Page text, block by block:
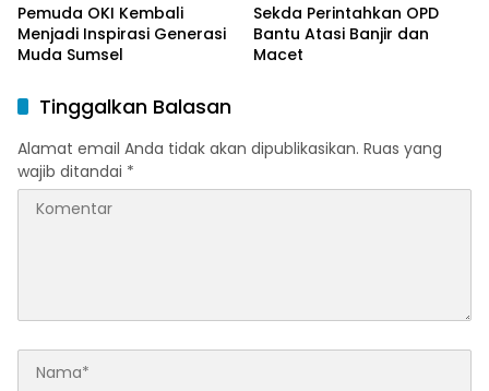
Pemuda OKI Kembali
Menjadi Inspirasi Generasi
Muda Sumsel
Sekda Perintahkan OPD
Bantu Atasi Banjir dan
Macet
Tinggalkan Balasan
Alamat email Anda tidak akan dipublikasikan. Ruas yang
wajib ditandai *